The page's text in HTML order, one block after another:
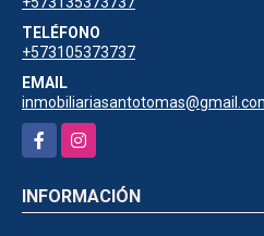
MÓVIL
+573135373737
TELÉFONO
+573105373737
EMAIL
inmobiliariasantotomas@gmail.com
FacebookInstagram